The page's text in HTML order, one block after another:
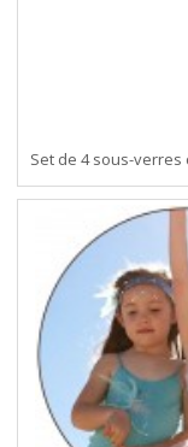
Set de 4 sous-verres